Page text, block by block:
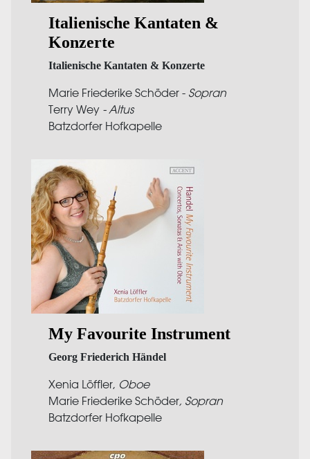
Italienische Kantaten &
Konzerte
Italienische Kantaten & Konzerte
Marie Friederike Schöder - Sopran
Terry Wey- Altus
Batzdorfer Hofkapelle
My Favourite Instrument
Georg Friederich Händel
Xenia Löffler, Oboe
Marie Friederike Schöder, Sopran
Batzdorfer Hofkapelle